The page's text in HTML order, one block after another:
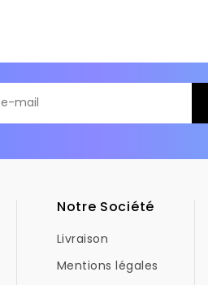
Notre Société
Livraison
Mentions légales